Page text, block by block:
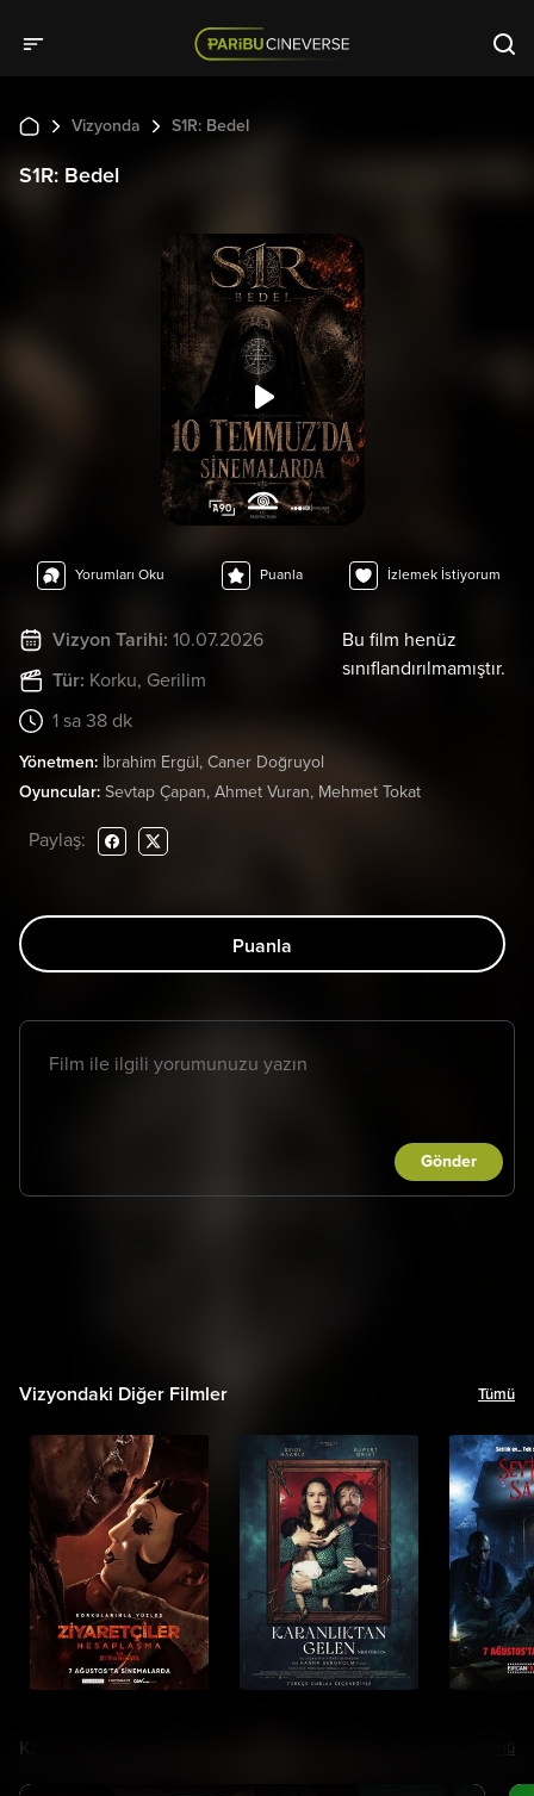
Vizyonda S1R: Bedel
S1R: Bedel
Yorumları Oku Puanla İzlemek İstiyorum
Vizyon Tarihi: 10.07.2026
Tür: Korku, Gerilim
1 sa 38 dk
Bu film henüz
sınıflandırılmamıştır.
Yönetmen: İbrahim Ergül, Caner Doğruyol
Oyuncular: Sevtap Çapan, Ahmet Vuran, Mehmet Tokat
Paylaş:
Puanla
Gönder
Vizyondaki Diğer Filmler Tümü
Kampanyalar Tümü